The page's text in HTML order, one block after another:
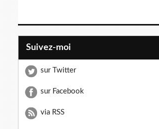
Suivez-moi
sur Twitter
sur Facebook
via RSS